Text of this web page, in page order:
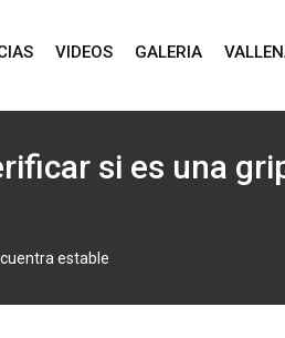
VIDEOS GALERIA
si es una
estable